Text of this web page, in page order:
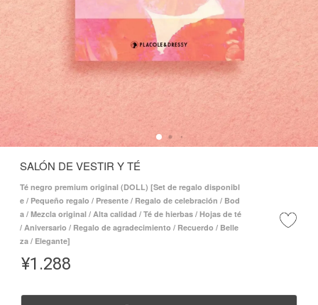
SALÓN DE VESTIR Y TÉ
Té negro premium original (DOLL) [Set de regalo disponibl
e / Pequeño regalo / Presente / Regalo de celebración / Bod
a / Mezcla original / Alta calidad / Té de hierbas / Hojas de té
/ Aniversario / Regalo de agradecimiento / Recuerdo / Belle
za / Elegante]
¥1.288